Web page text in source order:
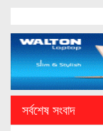
সর্বশেষ সংবাদ